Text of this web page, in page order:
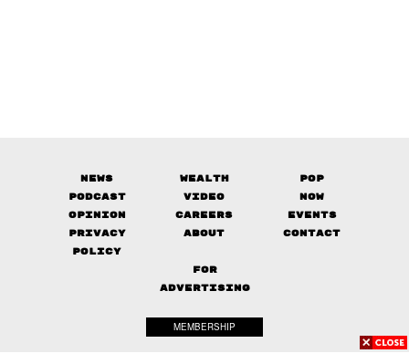
News Wealth
Pop
Podcast
Video
Now
Opinion
Careers
Events
Privacy
Policy
About Contact
FOR
ADVERTISING
MEMBERSHIP